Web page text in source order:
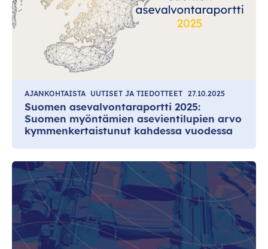
AJANKOHTAISTA UUTISET JA TIEDOTTEET 27.10.2025
Suomen asevalvontaraportti 2025:
Suomen myöntämien asevientilupien arvo
kymmenkertaistunut kahdessa vuodessa